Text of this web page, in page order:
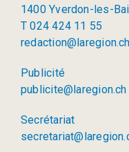
1400 Yverdon-les-
T 024 424 11 55
redaction@laregion.ch
Publicité
publicite@laregion.ch
Secrétariat